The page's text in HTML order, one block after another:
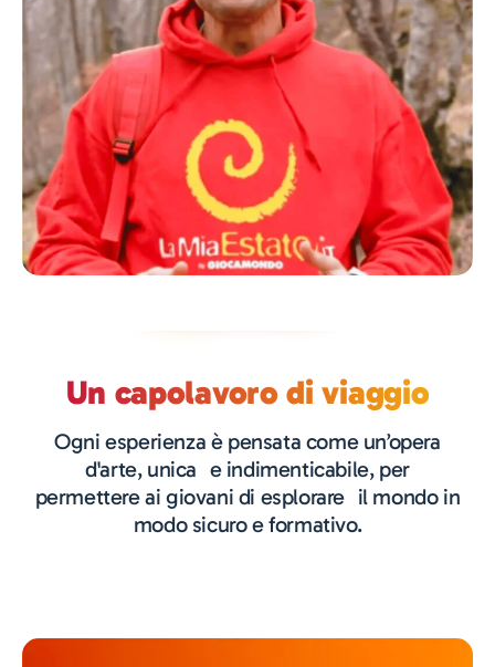
Un capolavoro di viaggio
Ogni esperienza è pensata come un’opera
d'arte, unica e indimenticabile, per
permettere ai giovani di esplorare il mondo in
modo sicuro e formativo.